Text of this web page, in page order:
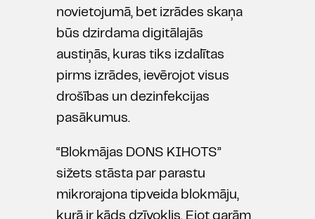
novietojumā, bet izrādes skaņa
būs dzirdama digitālajās
austiņās, kuras tiks izdalītas
pirms izrādes, ievērojot visus
drošības un dezinfekcijas
pasākumus.
“Blokmājas DONS KIHOTS”
sižets stāsta par parastu
mikrorajona tipveida blokmāju,
kurā ir kāds dzīvoklis. Ejot garām